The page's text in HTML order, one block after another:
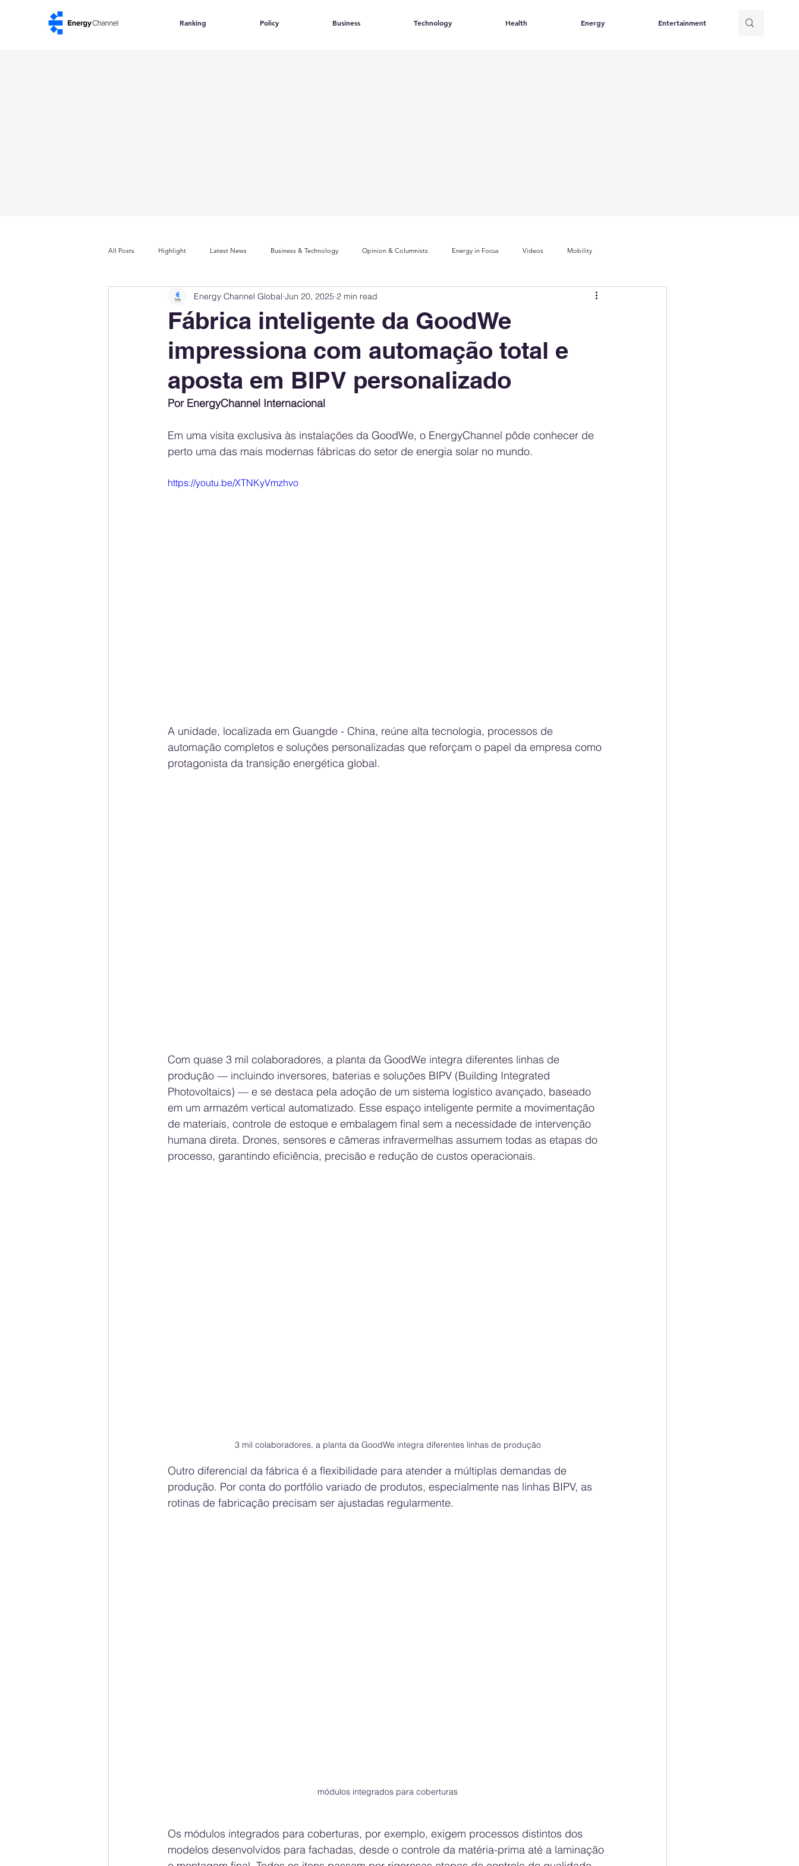
Ranking Policy Business Technology Health Energy Entertainment
All Posts Highlight Latest News Business & Technology Opinion & Columnists Energy in Focus Videos Mobility
Company Rankings Market Leaders Innovation Index Sustainability & ESG Index Electric Mobility Ranking
Energy Storage Ranking United States Policy Public Policy Energy Policy Brand Perception Consumer Choice
Regulations & Laws
Financial Markets Companies Corporate Strategy
Fábrica inteligente da GoodWe
impressiona com automação total e
aposta em BIPV personalizado
Energy Channel Global Jun 20, 2025 2 min read
Por EnergyChannel Internacional
Em uma visita exclusiva às instalações da GoodWe, o EnergyChannel pôde conhecer de
perto uma das mais modernas fábricas do setor de energia solar no mundo.
https://youtu.be/XTNKyVmzhvo
A unidade, localizada em Guangde - China, reúne alta tecnologia, processos de
automação completos e soluções personalizadas que reforçam o papel da empresa como
protagonista da transição energética global.
Com quase 3 mil colaboradores, a planta da GoodWe integra diferentes linhas de
produção — incluindo inversores, baterias e soluções BIPV (Building Integrated
Photovoltaics) — e se destaca pela adoção de um sistema logístico avançado, baseado
em um armazém vertical automatizado. Esse espaço inteligente permite a movimentação
de materiais, controle de estoque e embalagem final sem a necessidade de intervenção
humana direta. Drones, sensores e câmeras infravermelhas assumem todas as etapas do
processo, garantindo eficiência, precisão e redução de custos operacionais.
3 mil colaboradores, a planta da GoodWe integra diferentes linhas de produção
Outro diferencial da fábrica é a flexibilidade para atender a múltiplas demandas de
produção. Por conta do portfólio variado de produtos, especialmente nas linhas BIPV, as
rotinas de fabricação precisam ser ajustadas regularmente.
módulos integrados para coberturas
Os módulos integrados para coberturas, por exemplo, exigem processos distintos dos
modelos desenvolvidos para fachadas, desde o controle da matéria-prima até a laminação